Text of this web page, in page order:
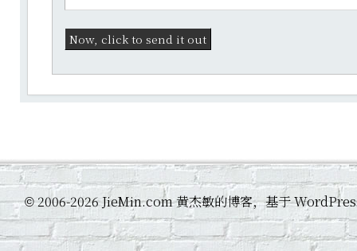
©2006-2026 JieMin.com 黄杰敏的博客，基于